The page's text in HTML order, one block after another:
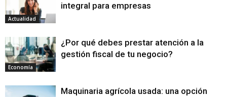
Actualidad
integral para empresas
Economía
¿Por qué debes prestar atención a la
gestión fiscal de tu negocio?
Maquinaria agrícola usada: una opción